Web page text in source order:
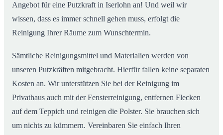
Angebot für eine Putzkraft in Iserlohn an! Und weil wir
wissen, dass es immer schnell gehen muss, erfolgt die
Reinigung Ihrer Räume zum Wunschtermin.
Sämtliche Reinigungsmittel und Materialien werden von
unseren Putzkräften mitgebracht. Hierfür fallen keine separaten
Kosten an. Wir unterstützen Sie bei der Reinigung im
Privathaus auch mit der Fensterreinigung, entfernen Flecken
auf dem Teppich und reinigen die Polster. Sie brauchen sich
um nichts zu kümmern. Vereinbaren Sie einfach Ihren